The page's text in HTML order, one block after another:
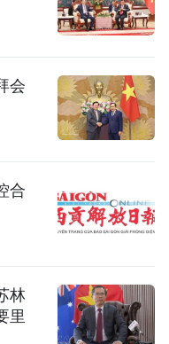
会
合
林
里